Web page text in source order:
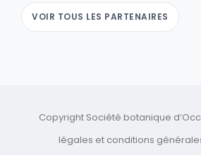
VOIR TOUS LES PARTENAIRES
Copyright Société botanique
légales et conditions